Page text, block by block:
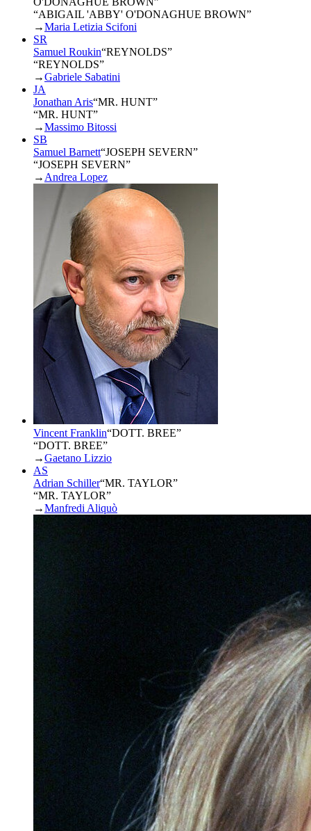
“ABIGAIL 'ABBY' O'DONAGHUE BROWN”
→Maria Letizia Scifoni
SR
Samuel Roukin“REYNOLDS”
“REYNOLDS”
→Gabriele Sabatini
JA
Jonathan Aris“MR. HUNT”
“MR. HUNT”
→Massimo Bitossi
SB
Samuel Barnett“JOSEPH SEVERN”
“JOSEPH SEVERN”
→ Andrea Lopez
Vincent Franklin“DOTT. BREE”
“DOTT. BREE”
→Gaetano Lizzio
AS
Adrian Schiller“MR. TAYLOR”
“MR. TAYLOR”
→Manfredi Aliquò